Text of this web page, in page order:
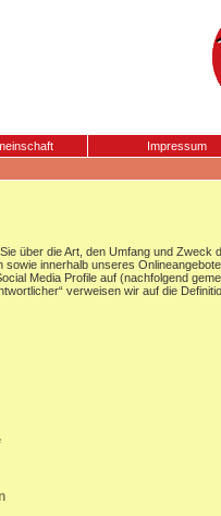
Impressum
über die Art, den Umfang und
innerhalb unseres
Media Profile auf (nachfolgend
verweisen wir auf die